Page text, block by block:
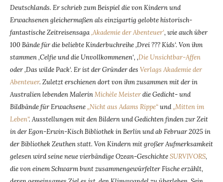
Deutschlands. Er schrieb zum Beispiel die von Kindern und
Erwachsenen gleichermaßen als einzigartig gelobte historisch-
fantastische Zeitreisensaga‚Akademie der Abenteuer‘, wie auch über
100 Bände für die beliebte Kinderbuchreihe ‚Drei ??? Kids‘. Von ihm
stammen ‚Celfie und die Unvollkommenen‘, ‚Die Unsichtbar-Affen
oder ‚Das wilde Pack‘. Er ist der Gründer des Verlags Akademie der
Abenteuer. Zuletzt erschienen dort von ihm zusammen mit der in
Australien lebenden MalerinMichèle Meisterdie Gedicht- und
Bildbände für Erwachsene„Nicht aus Adams Rippe“und„Mitten im
Leben“. Ausstellungen mit den Bildern und Gedichten finden zur Zeit
in der Egon-Erwin-Kisch Bibliothek in Berlin und ab Februar 2025 in
der Bibliothek Zeuthen statt. Von Kindern mit großer Aufmerksamkeit
gelesen wird seine neue vierbändige Ozean-GeschichteSURVIVORS,
die von einem Schwarm bunt zusammengewürfelter Fische erzählt,